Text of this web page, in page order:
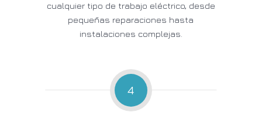
cualquier tipo de trabajo eléctrico, desde
pequeñas reparaciones hasta
instalaciones complejas.
4